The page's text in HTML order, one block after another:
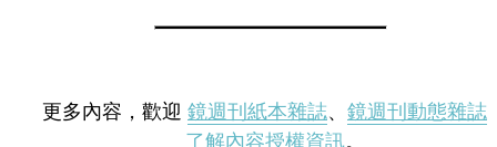
更多內容，歡迎 鏡週刊紙本雜誌、 鏡週刊動態雜誌
了解內容授權資訊。